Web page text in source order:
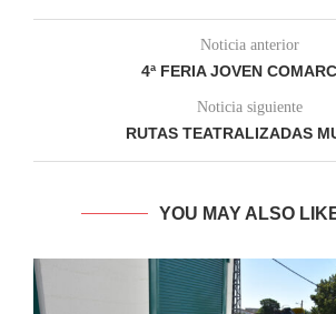
Noticia anterior
4ª FERIA JOVEN
Noticia siguiente
RUTAS TEATRALIZADAS
YOU MAY ALSO